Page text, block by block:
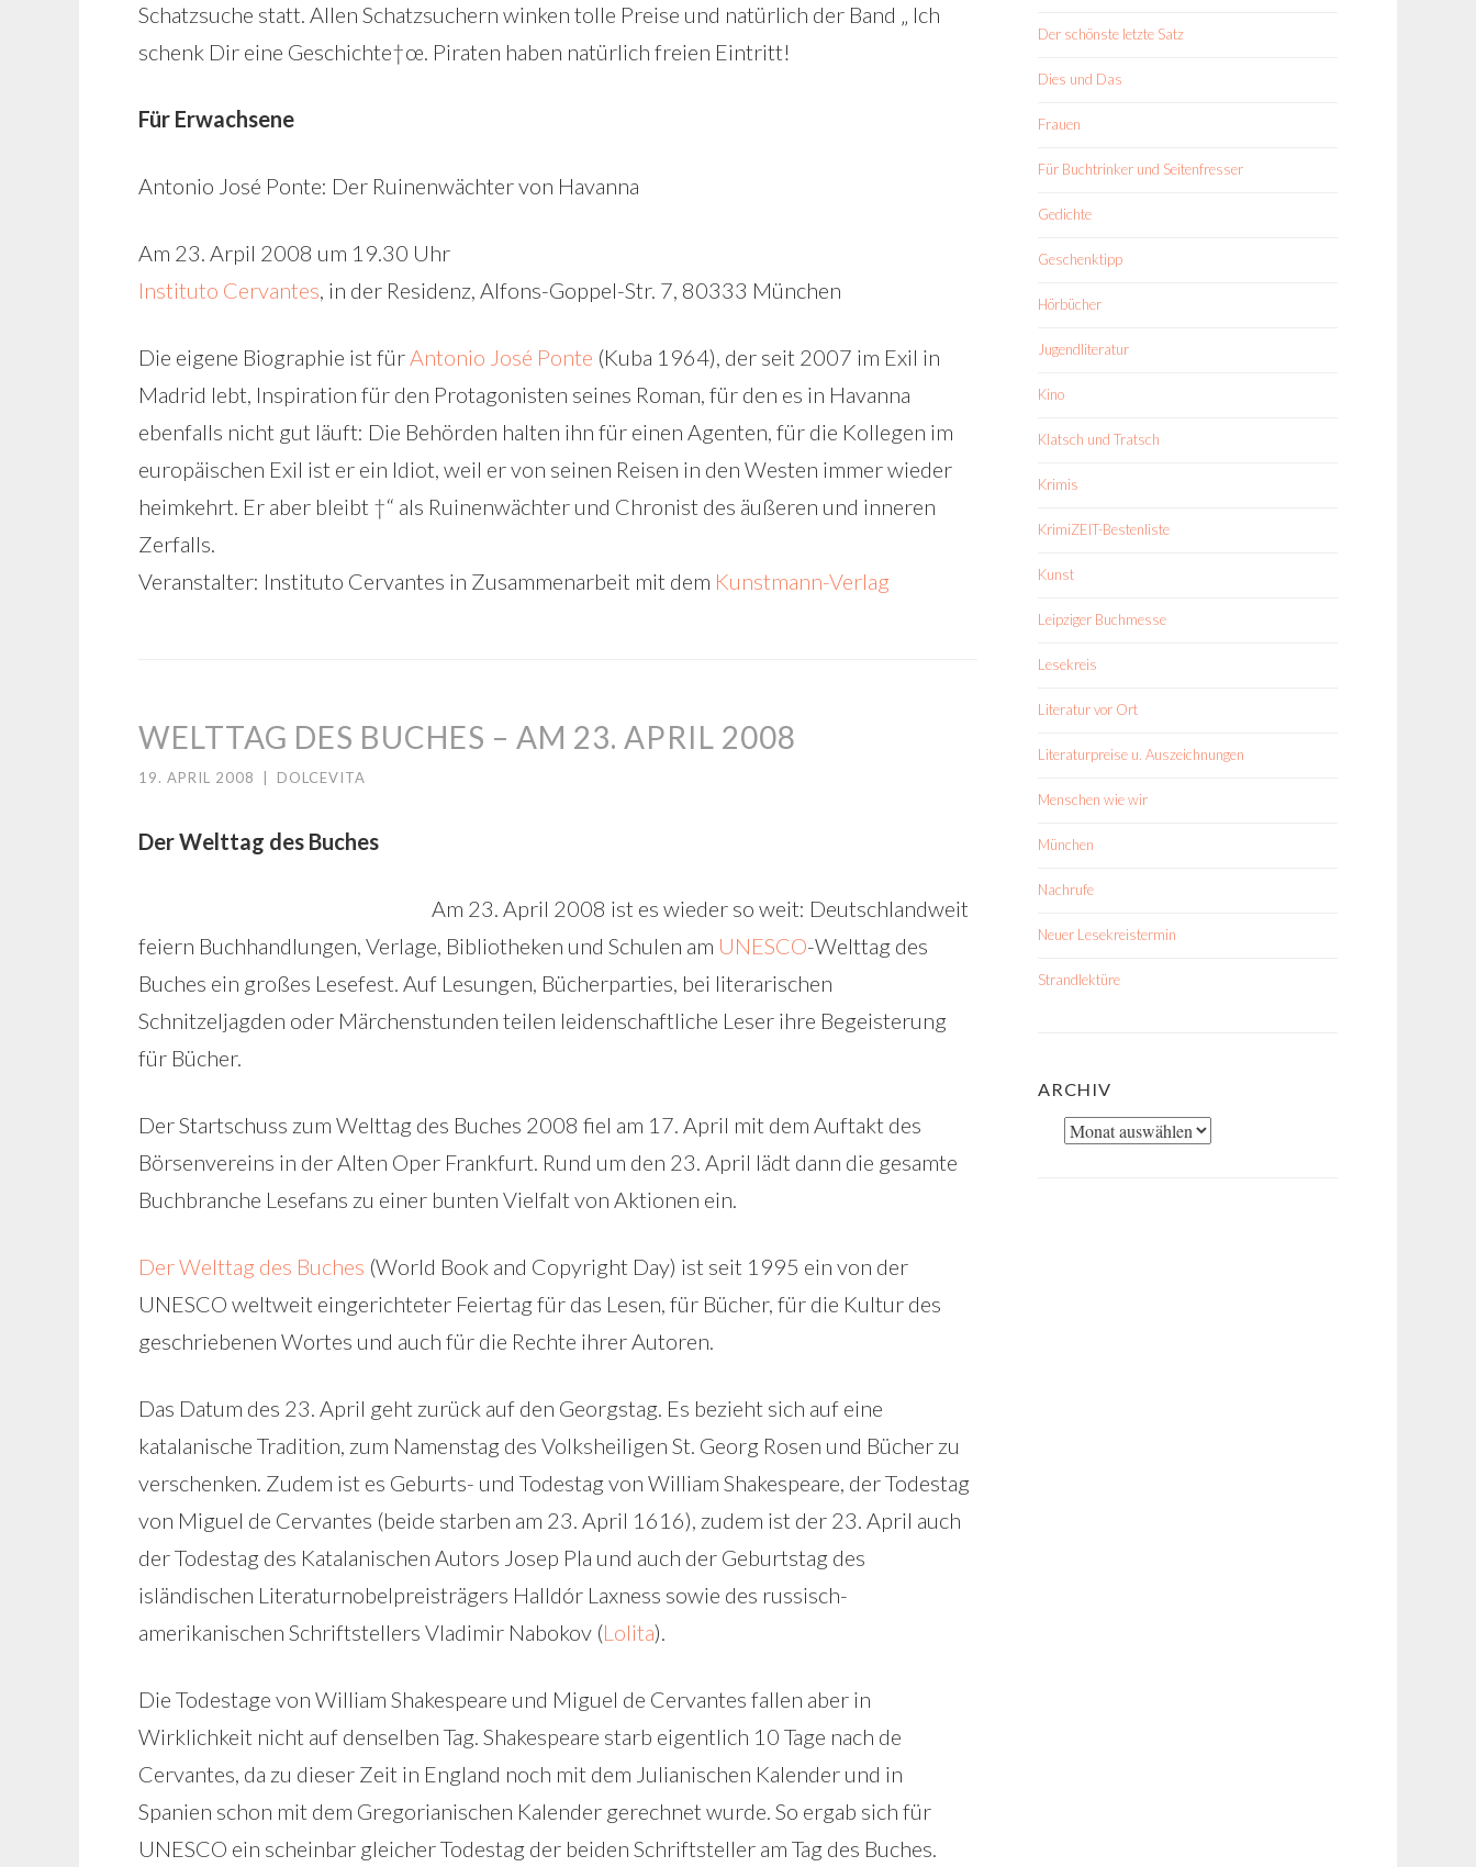
Schatzsuche statt. Allen Schatzsuchern winken tolle Preise und natürlich der Band „ Ich
schenk Dir eine Geschichte†œ. Piraten haben natürlich freien Eintritt!
Für Erwachsene
Antonio José Ponte: Der Ruinenwächter von Havanna
Am 23. Arpil 2008 um 19.30 Uhr
Instituto Cervantes, in der Residenz, Alfons-Goppel-Str. 7, 80333 München
Die eigene Biographie ist fürAntonio José Ponte (Kuba 1964), der seit 2007 im Exil in
Madrid lebt, Inspiration für den Protagonisten seines Roman, für den es in Havanna
ebenfalls nicht gut läuft: Die Behörden halten ihn für einen Agenten, für die Kollegen im
europäischen Exil ist er ein Idiot, weil er von seinen Reisen in den Westen immer wieder
heimkehrt. Er aber bleibt †“ als Ruinenwächter und Chronist des äußeren und inneren
Zerfalls.
Veranstalter: Instituto Cervantes in Zusammenarbeit mit dem Kunstmann-Verlag
WELTTAG DES BUCHES – AM 23. APRIL 2008
19. APRIL 2008 DOLCEVITA
Der Welttag des Buches
Am 23. April 2008 ist es wieder so weit: Deutschlandweit
feiern Buchhandlungen, Verlage, Bibliotheken und Schulen am UNESCO-Welttag des
Buches ein großes Lesefest. Auf Lesungen, Bücherparties, bei literarischen
Schnitzeljagden oder Märchenstunden teilen leidenschaftliche Leser ihre Begeisterung
für Bücher.
Der Startschuss zum Welttag des Buches 2008 fiel am 17. April mit dem Auftakt des
Börsenvereins in der Alten Oper Frankfurt. Rund um den 23. April lädt dann die gesamte
Buchbranche Lesefans zu einer bunten Vielfalt von Aktionen ein.
Der Welttag des Buches (World Book and Copyright Day) ist seit 1995 ein von der
UNESCO weltweit eingerichteter Feiertag für das Lesen, für Bücher, für die Kultur des
geschriebenen Wortes und auch für die Rechte ihrer Autoren.
Das Datum des 23. April geht zurück auf den Georgstag. Es bezieht sich auf eine
katalanische Tradition, zum Namenstag des Volksheiligen St. Georg Rosen und Bücher zu
verschenken. Zudem ist es Geburts- und Todestag von William Shakespeare, der Todestag
von Miguel de Cervantes (beide starben am 23. April 1616), zudem ist der 23. April auch
der Todestag des Katalanischen Autors Josep Pla und auch der Geburtstag des
isländischen Literaturnobelpreisträgers Halldór Laxness sowie des russisch-
amerikanischen Schriftstellers Vladimir Nabokov (Lolita).
Die Todestage von William Shakespeare und Miguel de Cervantes fallen aber in
Wirklichkeit nicht auf denselben Tag. Shakespeare starb eigentlich 10 Tage nach de
Cervantes, da zu dieser Zeit in England noch mit dem Julianischen Kalender und in
Spanien schon mit dem Gregorianischen Kalender gerechnet wurde. So ergab sich für
UNESCO ein scheinbar gleicher Todestag der beiden Schriftsteller am Tag des Buches.
Der schönste letzte Satz
Dies und Das
Frauen
Für Buchtrinker und Seitenfresser
Gedichte
Geschenktipp
Hörbücher
Jugendliteratur
Kino
Klatsch und Tratsch
Krimis
KrimiZEIT-Bestenliste
Kunst
Leipziger Buchmesse
Lesekreis
Literatur vor Ort
Literaturpreise u. Auszeichnungen
Menschen wie wir
München
Nachrufe
Neuer Lesekreistermin
Strandlektüre
ARCHIV
Archiv